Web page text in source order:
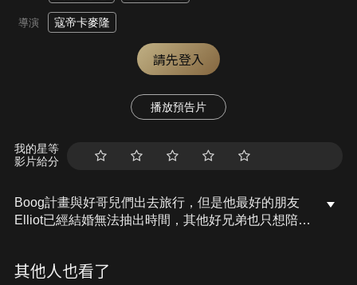
導演 寇帝卡麥隆
請先登入
播放預告片
我的星等
影片給分
Boog計畫與好哥兒們出去旅行，但是他最好的朋友
Elliot已經結婚無法抽出時間，其他好兄弟也只想陪伴
激。
其他人也看了